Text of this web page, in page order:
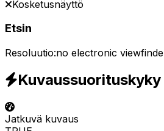
Kosketusnäyttö
Etsin
Resoluutio:no electronic
Kuvaussuorituskyky
Jatkuvä kuvaus